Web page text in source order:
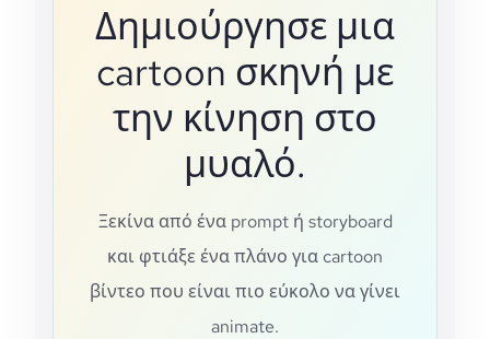
Δημιούργησε μια
cartoon σκηνή με
την κίνηση στο
μυαλό.
Ξεκίνα από ένα prompt ή storyboard
και φτιάξε ένα πλάνο για cartoon
βίντεο που είναι πιο εύκολο να γίνει
animate.